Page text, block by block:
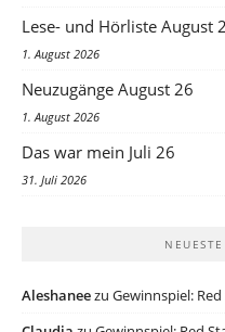
Lese- und Hörliste August
1. August 2026
Neuzugänge August 26
1. August 2026
Das war mein Juli 26
31. Juli 2026
Aleshaneezu Gewinnspiel: